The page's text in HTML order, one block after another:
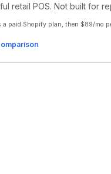
retail POS. Not built for
a paid Shopify plan, then $89/mo